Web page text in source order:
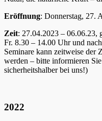
Eröffnung: Donnerstag, 27.
Zeit: 27.04.2023 – 06.06.23,
Fr. 8.30 – 14.00 Uhr und
Seminare kann zeitweise der
werden – bitte informieren
sicherheitshalber bei uns!)
2022